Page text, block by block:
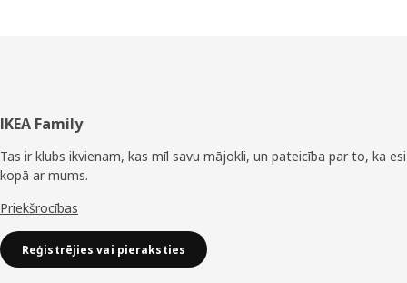
Kājene
IKEA Family
Tas ir klubs ikvienam, kas mīl savu mājokli, un pateicība par to, ka esi
kopā ar mums.
Priekšrocības
Reģistrējies vai pieraksties